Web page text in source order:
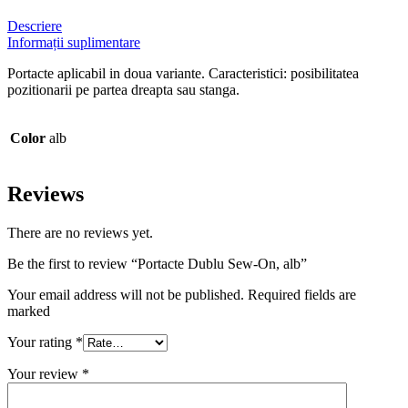
Descriere
Informații suplimentare
Portacte aplicabil in doua variante. Caracteristici: posibilitatea
pozitionarii pe partea dreapta sau stanga.
Color alb
Reviews
There are no reviews yet.
Be the first to review “Portacte Dublu Sew-On, alb”
Your email address will not be published. Required fields are
marked
Your rating *
Your review *